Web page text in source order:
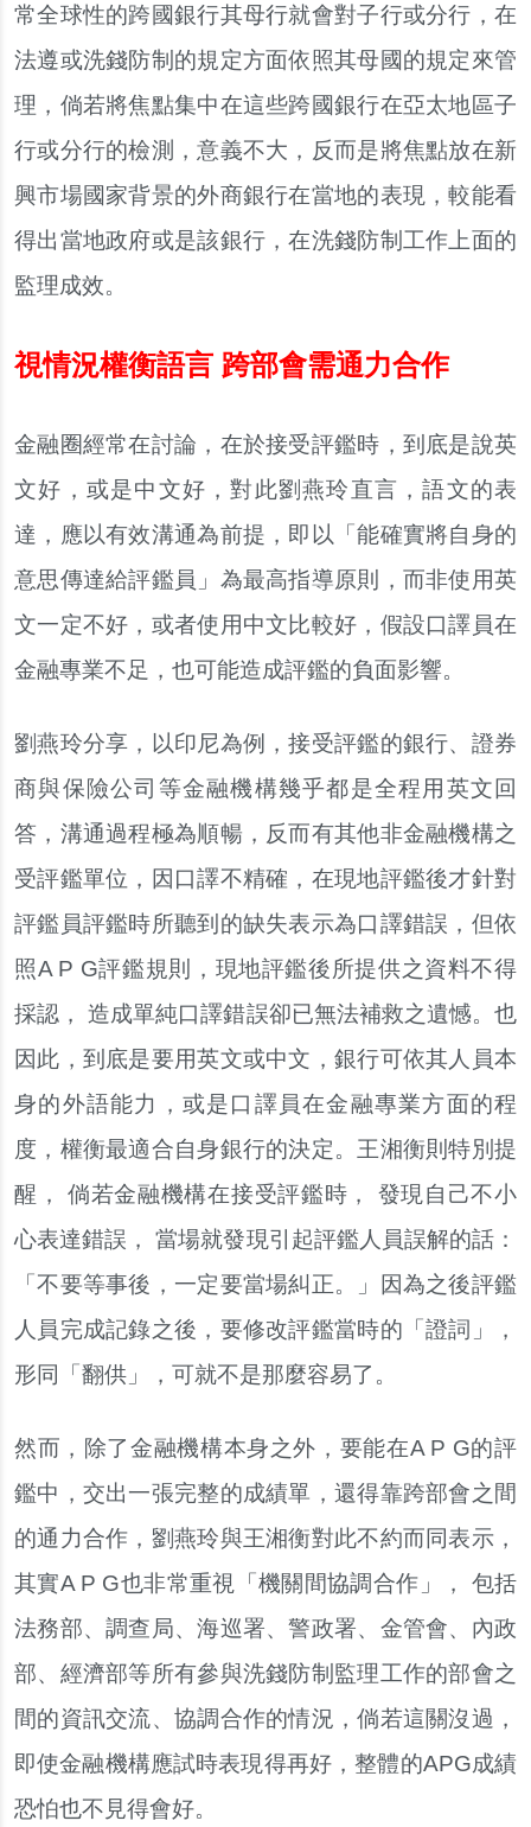
常全球性的跨國銀行其母行就會對子行或分行，在
法遵或洗錢防制的規定方面依照其母國的規定來管
理，倘若將焦點集中在這些跨國銀行在亞太地區子
行或分行的檢測，意義不大，反而是將焦點放在新
興市場國家背景的外商銀行在當地的表現，較能看
得出當地政府或是該銀行，在洗錢防制工作上面的
監理成效。
視情況權衡語言 跨部會需通力合作
金融圈經常在討論，在於接受評鑑時，到底是說英
文好，或是中文好，對此劉燕玲直言，語文的表
達，應以有效溝通為前提，即以「能確實將自身的
意思傳達給評鑑員」為最高指導原則，而非使用英
文一定不好，或者使用中文比較好，假設口譯員在
金融專業不足，也可能造成評鑑的負面影響。
劉燕玲分享，以印尼為例，接受評鑑的銀行、證券
商與保險公司等金融機構幾乎都是全程用英文回
答，溝通過程極為順暢，反而有其他非金融機構之
受評鑑單位，因口譯不精確，在現地評鑑後才針對
評鑑員評鑑時所聽到的缺失表示為口譯錯誤，但依
照A P G評鑑規則，現地評鑑後所提供之資料不得
採認， 造成單純口譯錯誤卻已無法補救之遺憾。也
因此，到底是要用英文或中文，銀行可依其人員本
身的外語能力，或是口譯員在金融專業方面的程
度，權衡最適合自身銀行的決定。王湘衡則特別提
醒， 倘若金融機構在接受評鑑時， 發現自己不小
心表達錯誤， 當場就發現引起評鑑人員誤解的話：
「不要等事後，一定要當場糾正。」因為之後評鑑
人員完成記錄之後，要修改評鑑當時的「證詞」，
形同「翻供」，可就不是那麼容易了。
然而，除了金融機構本身之外，要能在A P G的評
鑑中，交出一張完整的成績單，還得靠跨部會之間
的通力合作，劉燕玲與王湘衡對此不約而同表示，
其實A P G也非常重視「機關間協調合作」， 包括
法務部、調查局、海巡署、警政署、金管會、內政
部、經濟部等所有參與洗錢防制監理工作的部會之
間的資訊交流、協調合作的情況，倘若這關沒過，
即使金融機構應試時表現得再好，整體的APG成績
恐怕也不見得會好。